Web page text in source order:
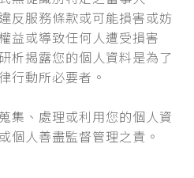
反服務條款或可能損害或妨
益或導致任何人遭受損害
析揭露您的個人資料是為了
行動所必要者。
集、處理或利用您的個人資
個人善盡監督管理之責。